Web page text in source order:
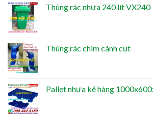
Thùng rác nhựa 240 lít VX240
Thùng rác chim cánh cụt
Pallet nhựa kê hàng